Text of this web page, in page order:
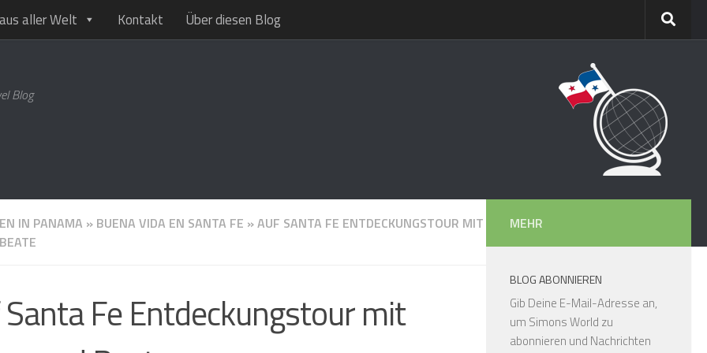
aller Welt Kontakt Über diesen Blog
Blog
IN PANAMA » BUENA VIDA EN SANTA FE »AUF SANTA FE ENTDECKUNGSTOUR MIT
Fe Entdeckungstour mit
MEHR
BLOG ABONNIEREN
Gib Deine E-Mail-Adresse an,
um Simons World zu
abonnieren und Nachrichten